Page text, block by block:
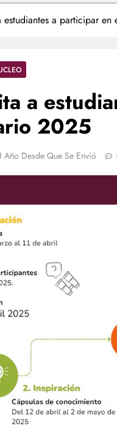
estudiantes a participar
a
2025
Año Desde Que Se Envió